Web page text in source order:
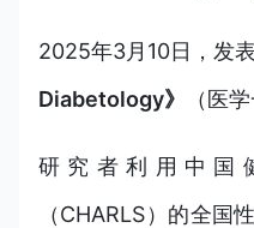
2025年3月10日，发
Diabetology》
（医
研究者利用中国
（CHARLS）的全国